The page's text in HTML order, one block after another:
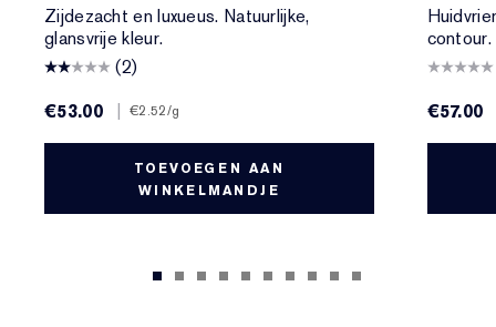
Zijdezacht en luxueus. Natuurlijke,
glansvrije kleur.
(2)
€53.00
€2.52/g
TOEVOEGEN AAN
WINKELMANDJE
€57.00